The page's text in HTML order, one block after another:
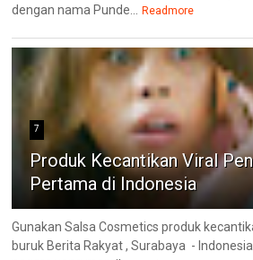
dengan nama Punde... Readmore
7
Produk Kecantikan Viral
Pertama di Indonesia
Gunakan Salsa Cosmetics produk
buruk Berita Rakyat , Surabaya -